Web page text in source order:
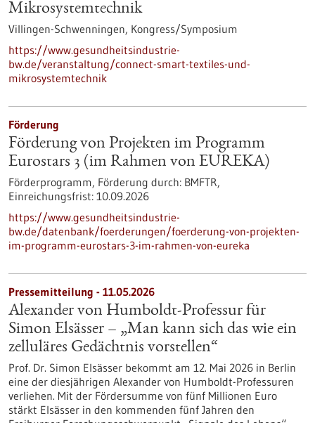
Mikrosystemtechnik
Villingen-Schwenningen, Kongress/Symposium
https://www.gesundheitsindustrie-
bw.de/veranstaltung/connect-smart-textiles-und-
mikrosystemtechnik
Förderung
Förderung von Projekten im Programm
Eurostars 3 (im Rahmen von EUREKA)
Förderprogramm, Förderung durch: BMFTR,
Einreichungsfrist: 10.09.2026
https://www.gesundheitsindustrie-
bw.de/datenbank/foerderungen/foerderung-von-projekten-
im-programm-eurostars-3-im-rahmen-von-eureka
Pressemitteilung - 11.05.2026
Alexander von Humboldt-Professur für
Simon Elsässer – „Man kann sich das wie ein
zelluläres Gedächtnis vorstellen“
Prof. Dr. Simon Elsässer bekommt am 12. Mai 2026 in Berlin
eine der diesjährigen Alexander von Humboldt-Professuren
verliehen. Mit der Fördersumme von fünf Millionen Euro
stärkt Elsässer in den kommenden fünf Jahren den